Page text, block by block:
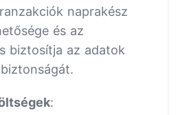
naprakész
és az
biztosítja az adatok
: